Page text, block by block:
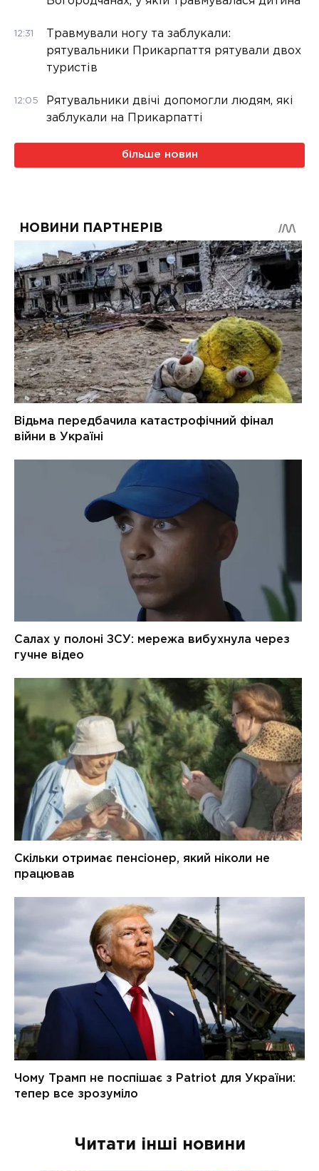
12:31
Травмували ногу та заблукали:
рятувальники Прикарпаття рятували двох
туристів
12:05
Рятувальники двічі допомогли людям, які
заблукали на Прикарпатті
більше новин
Читати інші новини